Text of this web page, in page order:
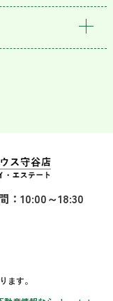
10:00～18:30
ます。